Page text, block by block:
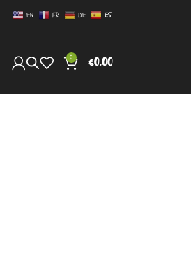
EN FR DE ES
0 €0.00